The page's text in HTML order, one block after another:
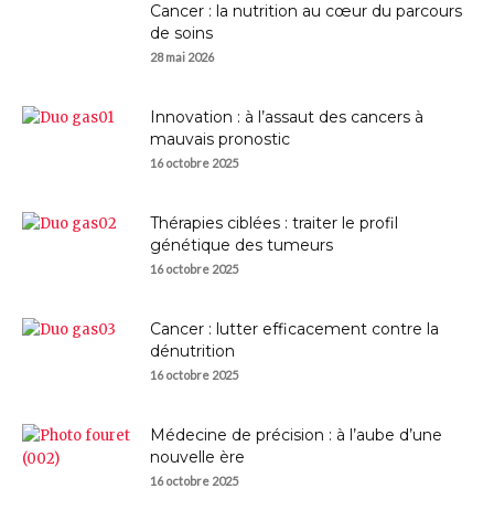
Cancer : la nutrition au cœur du parcours
de soins
28 mai 2026
Innovation : à l’assaut des cancers à
mauvais pronostic
16 octobre 2025
Thérapies ciblées : traiter le profil
génétique des tumeurs
16 octobre 2025
Cancer : lutter efficacement contre la
dénutrition
16 octobre 2025
Médecine de précision : à l’aube d’une
nouvelle ère
16 octobre 2025